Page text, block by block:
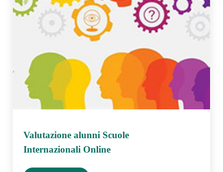
Valutazione alunni Scuole
Internazionali Online